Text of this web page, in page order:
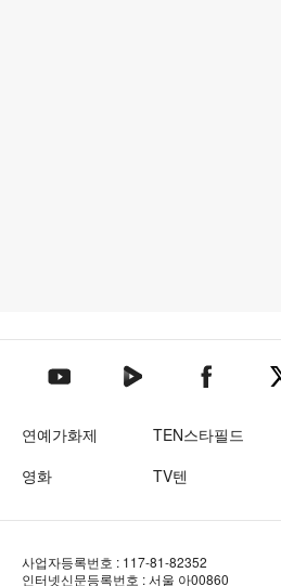
텐아시아 유튜브텐아시아 네이버TV
텐아시아 페
연예가화제 TEN스타필드
영화
TV텐
사업자등록번호 : 117-81-82352
인터넷신문등록번호 : 서울 아00860